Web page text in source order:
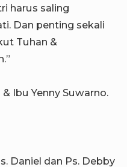
harus saling
Dan penting sekali
Tuhan &
Ibu Yenny Suwarno.
Daniel dan Ps. Debby